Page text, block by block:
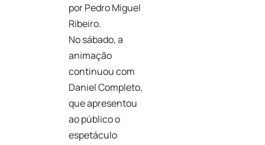
por Pedro Miguel
Ribeiro.
No sábado, a
animação
continuou com
Daniel Completo,
que apresentou
ao público o
espetáculo